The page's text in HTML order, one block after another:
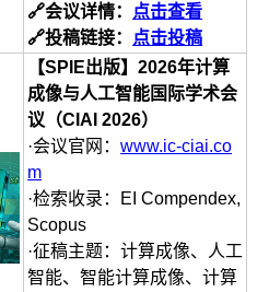
🔗会议详情：
点击查看
🔗投稿链接：
点击投稿
【SPIE出版】2026年计算
成像与人工智能国际学术会
议（CIAI 2026）
·会议官网：www.ic-ciai.co
m
·检索收录：EI Compendex,
Scopus
·征稿主题：计算成像、人工
智能、智能计算成像、计算